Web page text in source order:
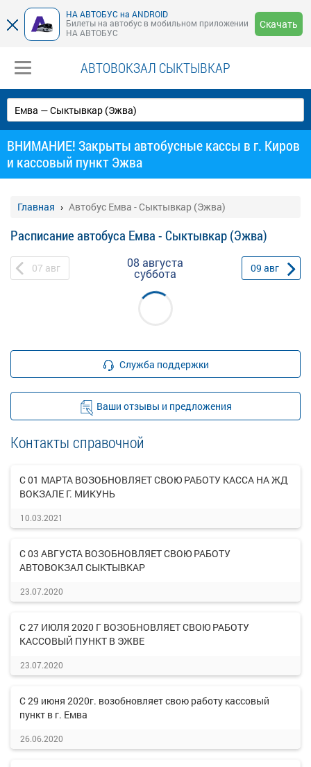
НА АВТОБУС на ANDROID
Билеты на автобус в мобильном приложении
НА АВТОБУС
Скачать
АВТОВОКЗАЛ СЫКТЫВКАР
ВНИМАНИЕ! Закрыты автобусные кассы в г. Киров
и кассовый пункт Эжва
Главная Автобус Емва - Сыктывкар (Эжва)
Расписание автобуса Емва - Сыктывкар (Эжва)
07 авг 08 августа
суббота 09 авг
Служба поддержки
Ваши отзывы и предложения
Контакты справочной
С 01 МАРТА ВОЗОБНОВЛЯЕТ СВОЮ РАБОТУ КАССА НА ЖД
ВОКЗАЛЕ Г. МИКУНЬ
10.03.2021
С 03 АВГУСТА ВОЗОБНОВЛЯЕТ СВОЮ РАБОТУ
АВТОВОКЗАЛ СЫКТЫВКАР
23.07.2020
С 27 ИЮЛЯ 2020 Г ВОЗОБНОВЛЯЕТ СВОЮ РАБОТУ
КАССОВЫЙ ПУНКТ В ЭЖВЕ
23.07.2020
С 29 июня 2020г. возобновляет свою работу кассовый
пункт в г. Емва
26.06.2020